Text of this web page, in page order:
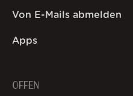
Von E-Mails abmelden
Apps
OFFEN